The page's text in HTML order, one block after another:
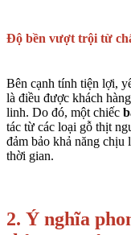
Độ bền vượt trội từ
Bên cạnh tính tiện lợi,
là điều được khách
linh. Do đó, một chiếc
tác từ các loại gỗ thịt
đảm bảo khả năng chịu
thời gian.
2. Ý nghĩa